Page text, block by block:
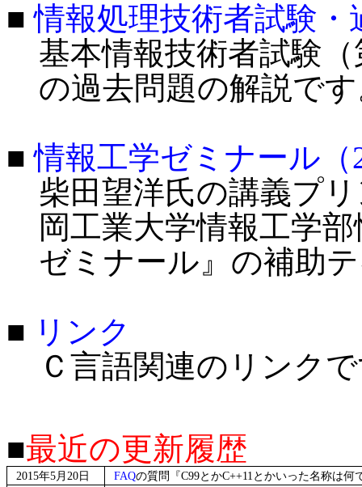
■情報処理技術者試験・
基本情報技術者試験
の過去問題の解説で
■情報工学ゼミナール（
柴田望洋氏の講義プ
岡工業大学情報工学
ゼミナール』の補助
■ リンク
Ｃ言語関連のリンク
■最近の更新履歴
2015年5月20日 FAQの質問『C99とかC++11とかいった名称は